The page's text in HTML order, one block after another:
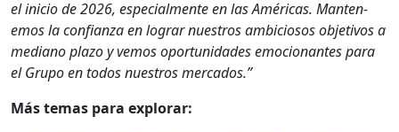
el ini­cio de 2026, espe­cial­mente en las Améri­c­as. Man­ten­
emos la con­fi­an­za en lograr nue­stros ambi­ciosos obje­tivos a
medi­ano pla­zo y vemos opor­tu­nidades emo­cio­nantes para
el Grupo en todos nue­stros mer­ca­dos.”
Más temas para explo­rar: